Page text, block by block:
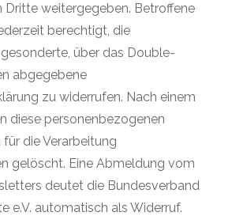
Dritte weitergegeben. Betroffene
berechtigt, die
über das Double-
abgegebene
zu widerrufen. Nach einem
diese personenbezogenen
die Verarbeitung
gelöscht. Eine Abmeldung vom
deutet die Bundesverband
e.V. automatisch als Widerruf.